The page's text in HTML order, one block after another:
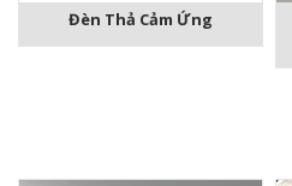
Đèn Thả Cảm Ứng